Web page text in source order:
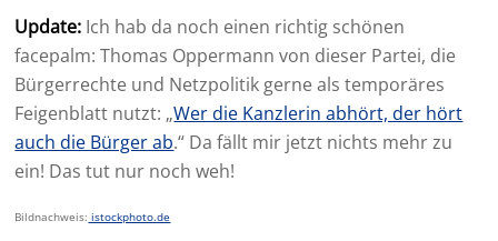
Update: Ich hab da noch einen richtig schönen
facepalm: Thomas Oppermann von dieser Partei, die
Bürgerrechte und Netzpolitik gerne als temporäres
Feigenblatt nutzt: „Wer die Kanzlerin abhört, der hört
auch die Bürger ab.“ Da fällt mir jetzt nichts mehr zu
ein! Das tut nur noch weh!
Bildnachweis: istockphoto.de